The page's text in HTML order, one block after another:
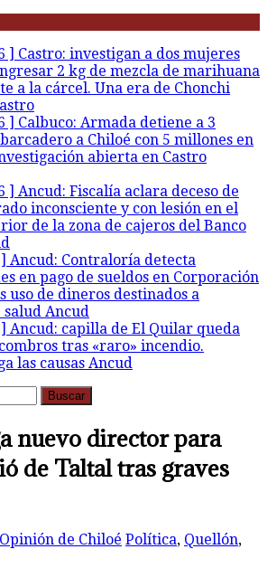
] Castro: investigan a dos mujeres
2 kg de mezcla de marihuana
a la cárcel. Una era de Chonchi
] Calbuco: Armada detiene a 3
a Chiloé con 5 millones en
abierta en Castro
] Ancud: Fiscalía aclara deceso de
inconsciente y con lesión en el
de la zona de cajeros del Banco
Ancud: Contraloría detecta
en pago de sueldos en Corporación
uso de dineros destinados a
salud Ancud
Ancud: capilla de El Quilar queda
tras «raro» incendio.
las causas Ancud
nuevo director para
de Taltal tras graves
de Chiloé Política, Quellón,